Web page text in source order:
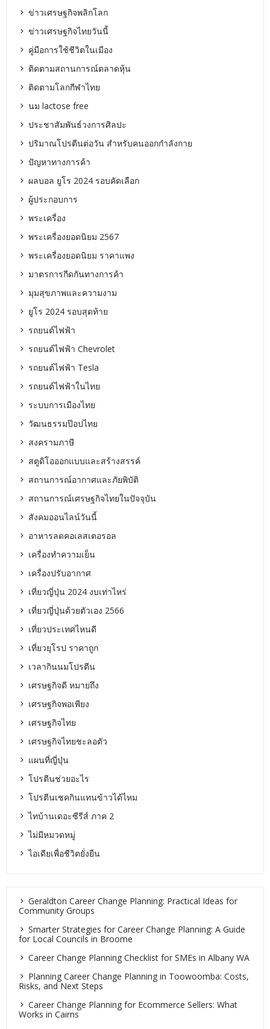
ข่าวเศรษฐกิจพลิกโลก
ข่าวเศรษฐกิจไทยวันนี้
คู่มือการใช้ชีวิตในเมือง
ติดตามสถานการณ์ตลาดหุ้น
ติดตามโลกกีฬาไทย
นม lactose free
ประชาสัมพันธ์วงการศิลปะ
ปริมาณโปรตีนต่อวัน สำหรับคนออกกำลังกาย
ปัญหาทางการค้า
ผลบอล ยูโร 2024 รอบคัดเลือก
ผู้ประกอบการ
พระเครื่อง
พระเครื่องยอดนิยม 2567
พระเครื่องยอดนิยม ราคาแพง
มาตรการกีดกันทางการค้า
มุมสุขภาพและความงาม
ยูโร 2024 รอบสุดท้าย
รถยนต์ไฟฟ้า
รถยนต์ไฟฟ้า Chevrolet
รถยนต์ไฟฟ้า Tesla
รถยนต์ไฟฟ้าในไทย
ระบบการเมืองไทย
วัฒนธรรมป๊อปไทย
สงครามภาษี
สตูดิโอออกแบบและสร้างสรรค์
สถานการณ์อากาศและภัยพิบัติ
สถานการณ์เศรษฐกิจไทยในปัจจุบัน
สังคมออนไลน์วันนี้
อาหารลดคอเลสเตอรอล
เครื่องทำความเย็น
เครื่องปรับอากาศ
เที่ยวญี่ปุ่น 2024 งบเท่าไหร่
เที่ยวญี่ปุ่นด้วยตัวเอง 2566
เที่ยวประเทศไหนดี
เที่ยวยุโรป ราคาถูก
เวลากินนมโปรตีน
เศรษฐกิจดี หมายถึง
เศรษฐกิจพอเพียง
เศรษฐกิจไทย
เศรษฐกิจไทยชะลอตัว
แผนที่ญี่ปุ่น
โปรตีนช่วยอะไร
โปรตีนเชคกินแทนข้าวได้ไหม
ไทบ้านเดอะซีรีส์ ภาค 2
ไม่มีหมวดหมู่
ไอเดียเพื่อชีวิตยั่งยืน
Geraldton Career Change Planning: Practical Ideas for
Community Groups
Smarter Strategies for Career Change Planning: A Guide
for Local Councils in Broome
Career Change Planning Checklist for SMEs in Albany WA
Planning Career Change Planning in Toowoomba: Costs,
Risks, and Next Steps
Career Change Planning for Ecommerce Sellers: What
Works in Cairns